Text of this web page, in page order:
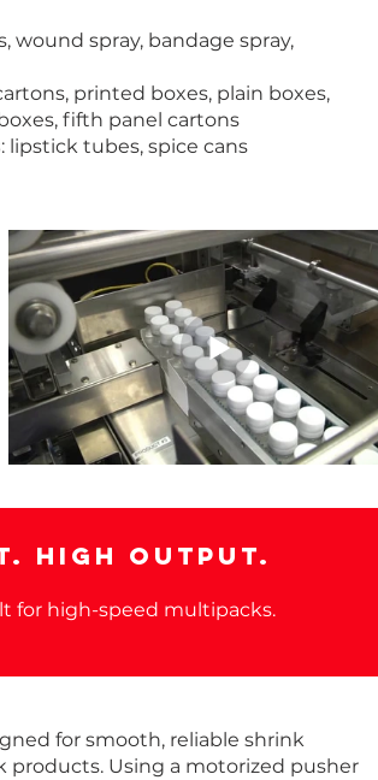
wound spray, bandage spray,
printed boxes, plain boxes,
fifth panel cartons
: lipstick tubes, spice cans
High Output.
for high-speed multipacks.
for smooth, reliable shrink
Using a motorized pusher